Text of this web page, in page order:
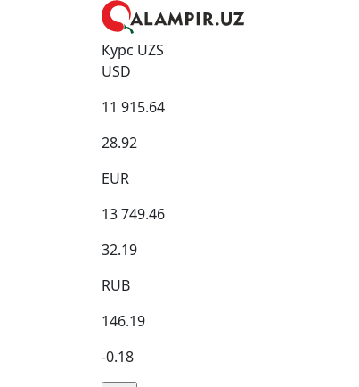
Курс UZS
USD
11 915.64
28.92
EUR
13 749.46
32.19
RUB
146.19
-0.18